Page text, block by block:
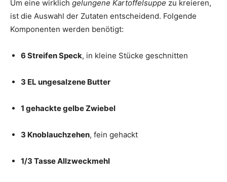
Um eine wirklich gelungene Kartoffelsuppe zu kreieren,
ist die Auswahl der Zutaten entscheidend. Folgende
Komponenten werden benötigt:
6 Streifen Speck, in kleine Stücke geschnitten
3 EL ungesalzene Butter
1 gehackte gelbe Zwiebel
3 Knoblauchzehen, fein gehackt
1/3 Tasse Allzweckmehl